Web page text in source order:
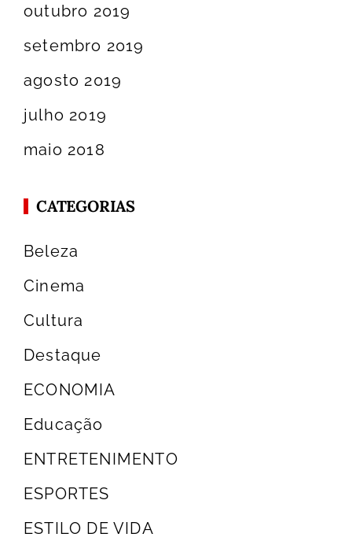
outubro 2019
setembro 2019
agosto 2019
julho 2019
maio 2018
CATEGORIAS
Beleza
Cinema
Cultura
Destaque
ECONOMIA
Educação
ENTRETENIMENTO
ESPORTES
ESTILO DE VIDA